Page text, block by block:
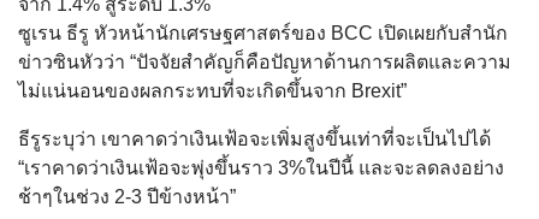
ซูเรน ธีรู หัวหน้านักเศรษฐศาสตร์ของ BCC เปิดเผยกับสำนัก
ข่าวซินหัวว่า “ปัจจัยสำคัญก็คือปัญหาด้านการผลิตและความ
ไม่แน่นอนของผลกระทบที่จะเกิดขึ้นจาก Brexit”
ธีรูระบุว่า เขาคาดว่าเงินเฟ้อจะเพิ่มสูงขึ้นเท่าที่จะเป็นไปได้
“เราคาดว่าเงินเฟ้อจะพุ่งขึ้นราว 3%ในปีนี้ และจะลดลงอย่าง
ช้าๆในช่วง 2-3 ปีข้างหน้า”